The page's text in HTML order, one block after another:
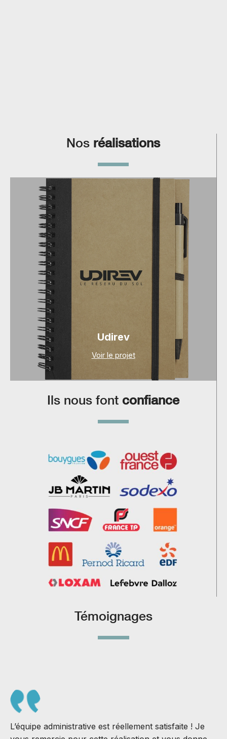
Nos réalisations
Udirev
Voir le projet
Ils nous font confiance
Témoignages
L’équipe administrative est réellement satisfaite ! Je